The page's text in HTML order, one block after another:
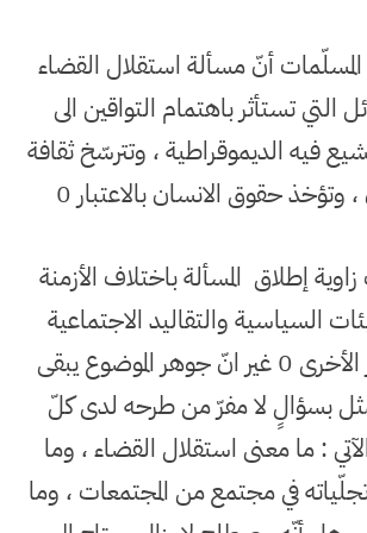
أنّ مسألة استقلال القضاء
تستأثر باهتمام التواقين الى
فيه الديموقراطية ، وتترسّخ ثقافة
وتؤخذ حقوق الانسان بالاعتبار 0
إطلاقالمسألة باختلاف الأزمنة
السياسية والتقاليد الاجتماعية
وظواهر التمايز الأخرى 0 غير انّ جوهر الموضوع يبقى
بسؤالٍ لا مفرّ من طرحه لدى كلّ
: ما معنى استقلال القضاء ، وما
في مجتمع من المجتمعات ، وما